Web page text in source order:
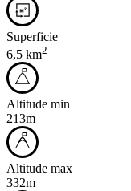
Superficie
6,5 km2
Altitude min
213m
Altitude max
332m